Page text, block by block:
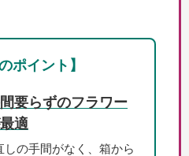
ポイント】
要らずのフラワー
適
の手間がなく、箱から